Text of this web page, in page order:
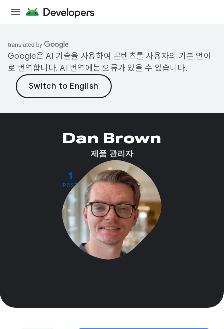
Google은 AI 기술을 사용하여 콘텐츠를 사용자의 기본 언어
로 번역합니다. AI 번역에는 오류가 있을 수 있습니다.
1
POST
Dan Brown
제품 관리자